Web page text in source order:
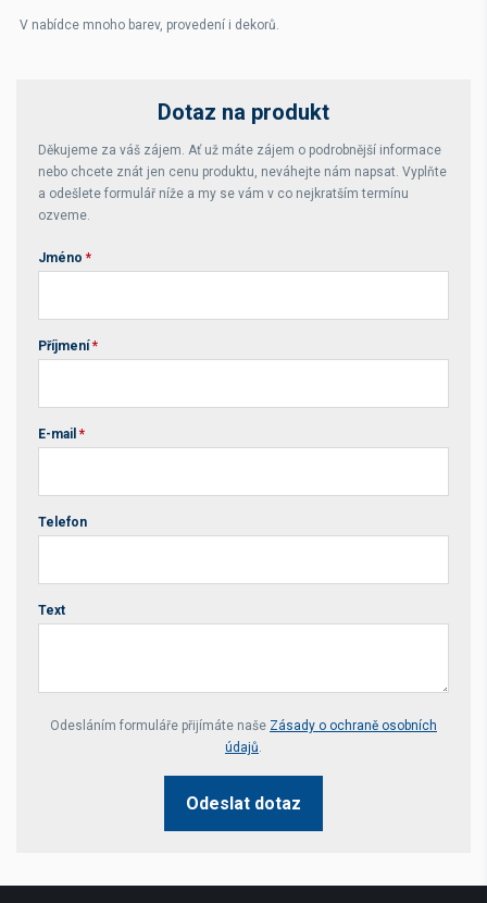
V nabídce mnoho barev, provedení i dekorů.
Dotaz na produkt
Děkujeme za váš zájem. Ať už máte zájem o podrobnější informace
nebo chcete znát jen cenu produktu, neváhejte nám napsat. Vyplňte
a odešlete formulář níže a my se vám v co nejkratším termínu
ozveme.
Jméno *
Příjmení *
E-mail *
Telefon
Text
Your website *
Odesláním formuláře přijímáte naše Zásady o ochraně osobních
údajů.
Odeslat dotaz